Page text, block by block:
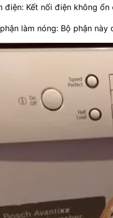
điện: Kết nối điện không
làm nóng: Bộ phận